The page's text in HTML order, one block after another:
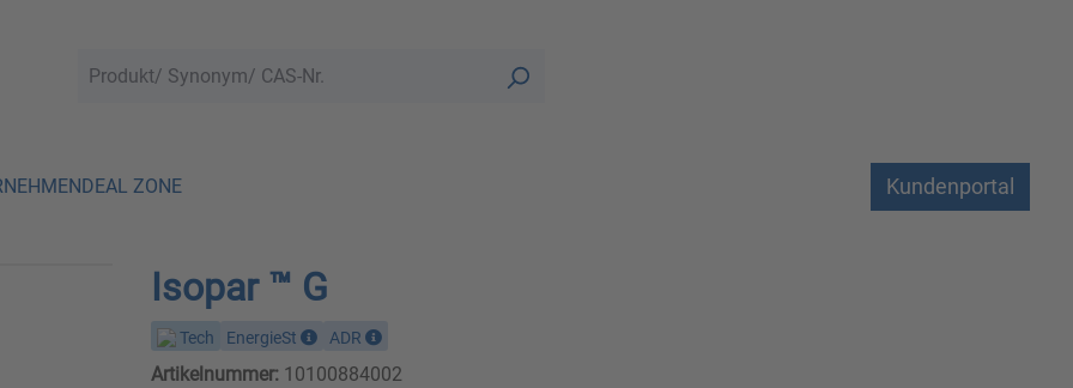
DEAL ZONE Kundenportal
Isopar ™ G
Tech EnergieSt ADR
Artikelnummer:10100884002